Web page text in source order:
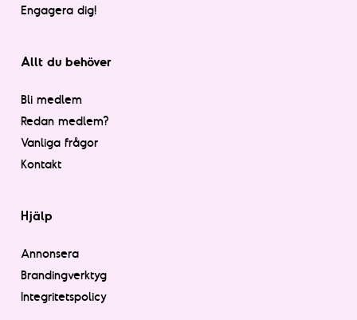
Engagera dig!
Allt du behöver
Bli medlem
Redan medlem?
Vanliga frågor
Kontakt
Hjälp
Annonsera
Brandingverktyg
Integritetspolicy